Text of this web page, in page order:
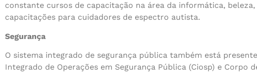
constante cursos de capacitação na área da informática,
capacitações para cuidadores de espectro autista.
Segurança
O sistema integrado de segurança pública também está
Integrado de Operações em Segurança Pública (Ciosp) e Corpo